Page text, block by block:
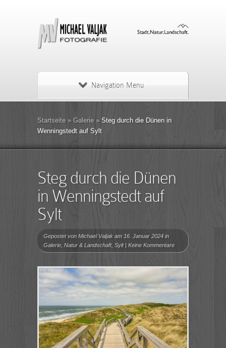
Navigation Menu
Startseite » Galerie » Steg durch die Dünen in
Wenningstedt auf Sylt
Steg durch die Dünen
in Wenningstedt auf
Sylt
Gepostet von Michael Valjak am 16. Januar 2024 in
Galerie Natur & Landschaft, Sylt| Keine Kommentare